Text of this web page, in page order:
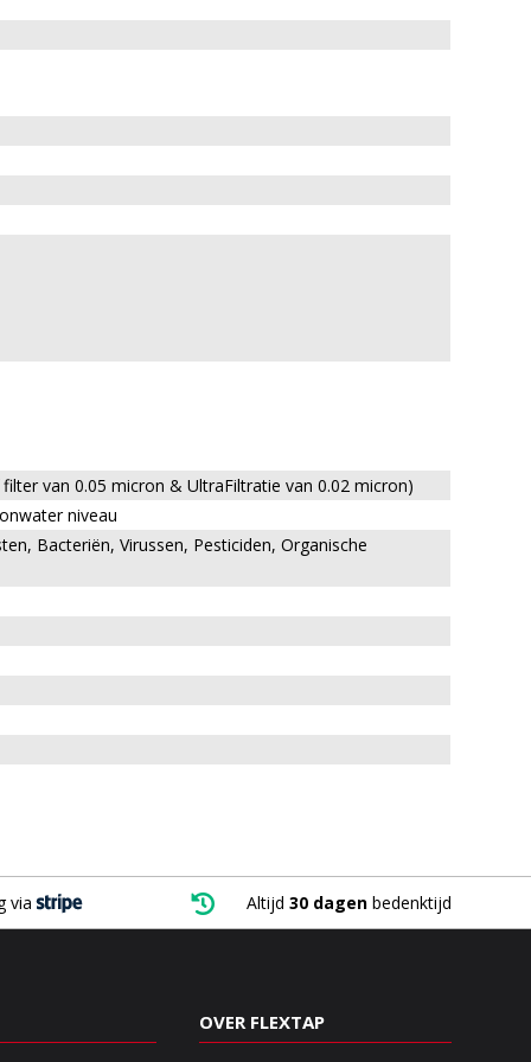
van 0.05 micron & UltraFiltratie van 0.02 micron)
niveau
Bacteriën, Virussen, Pesticiden, Organische
via  Altijd 30 dagenbedenktijd
OVER FLEXTAP